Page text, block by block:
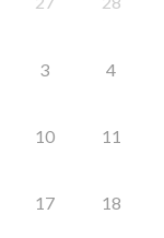
3 4
10 11
17 18